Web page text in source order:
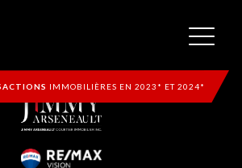
IMMOBILIÈRES EN 2023* ET 2024*